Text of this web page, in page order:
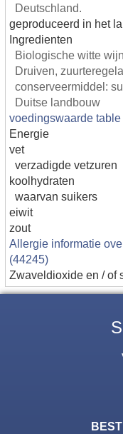
Deutschland.
geproduceerd in het
Ingredienten
Biologische witte
Druiven,
conserveermiddel:
Duitse landbouw
voedingswaarde
Energie
vet
verzadigde vetzuren
koolhydraten
waarvan suikers
eiwit
zout
Allergie informatie
(44245)
Zwaveldioxide en / of